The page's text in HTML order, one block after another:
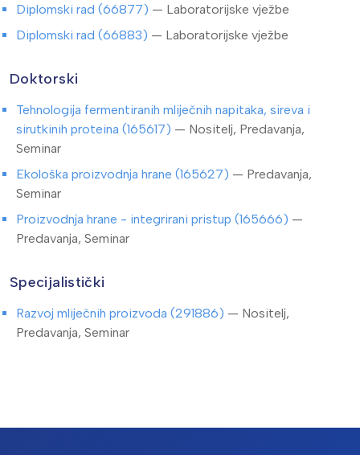
Diplomski rad (66877) — Laboratorijske vježbe
Diplomski rad (66883) — Laboratorijske vježbe
Doktorski
Tehnologija fermentiranih mliječnih napitaka, sireva i
sirutkinih proteina (165617) — Nositelj, Predavanja,
Seminar
Ekološka proizvodnja hrane (165627) — Predavanja,
Seminar
Proizvodnja hrane - integrirani pristup (165666) —
Predavanja, Seminar
Specijalistički
Razvoj mliječnih proizvoda (291886) — Nositelj,
Predavanja, Seminar